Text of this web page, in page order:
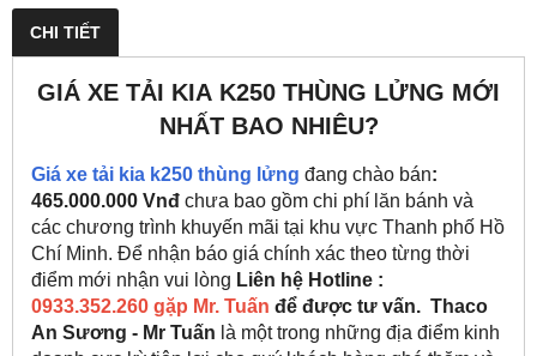
CHI TIẾT
GIÁ XE TẢI KIA K250 THÙNG LỬNG MỚI
NHẤT BAO NHIÊU?
Giá xe tải kia k250 thùng lửng đang chào bán:
465.000.000 Vnđ chưa bao gồm chi phí lăn bánh và
các chương trình khuyến mãi tại khu vực Thanh phố Hồ
Chí Minh. Để nhận báo giá chính xác theo từng thời
điểm mới nhận vui lòng Liên hệ Hotline :
0933.352.260 gặp Mr. Tuấn để được tư vấn. Thaco
An Sương - Mr Tuấn là một trong những địa điểm kinh